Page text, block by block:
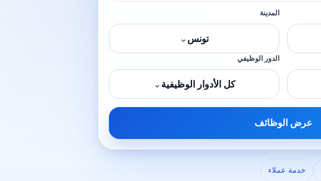
المدينة
تونس ⌄
الدور الوظيفي
كل الأدوار الوظيفية ⌄
عرض الوظائف
خدمة عملاء